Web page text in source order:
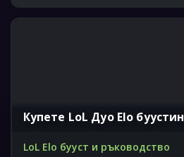
Купете LoL Дуо Elo
LoL Elo бууст и ръководство